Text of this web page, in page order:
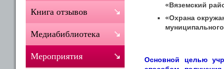
«Вяземский
«Охрана
Основной целью
Книга отзывов
Медиабиблиотека
Мероприятия